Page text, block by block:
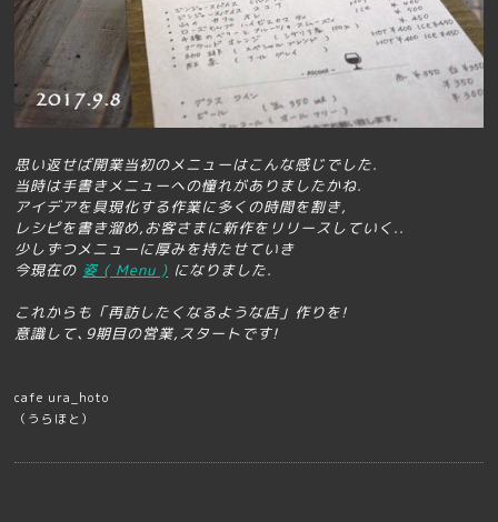
思い返せば開業当初のメニューはこんな感じでした.
当時は手書きメニューへの憧れがありましたかね.
アイデアを具現化する作業に多くの時間を割き,
レシピを書き溜め,お客さまに新作をリリースしていく..
少しずつメニューに厚みを持たせていき
今現在の 姿 ( Menu ) になりました.
これからも「再訪したくなるような店」作りを!
意識して､ 9期目の営業,スタートです!
cafe ura_hoto
（うらほと）